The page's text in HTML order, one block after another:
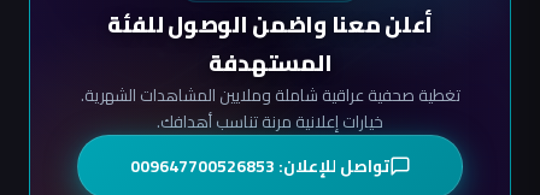
أعلن معنا واضمن الوصول للفئة
المستهدفة
تغطية صحفية عراقية شاملة وملايين المشاهدات الشهرية.
خيارات إعلانية مرنة تناسب أهدافك.
تواصل للإعلان: 009647700526853